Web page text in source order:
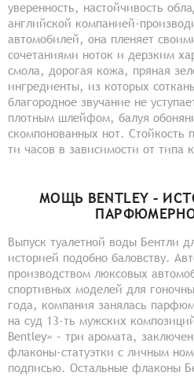
уверенность, настойчивость
английской компанией-
автомобилей, она пленяет
сочетаниями ноток и дерзким
смола, дорогая кожа, пряная
ингредиенты, из которых
благородное звучание не
плотным шлейфом, балуя
скомпонованных нот. Стойкость
ти часов в зависимости от типа
МОЩЬ BENTLEY –
Выпуск туалетной воды Бентли
историей подобно баловству.
производством люксовых
спортивных моделей для
года, компания занялась
на суд 13-ть мужских
Bentley» – три аромата,
флаконы-статуэтки с личным
подписью. Остальные флаконы